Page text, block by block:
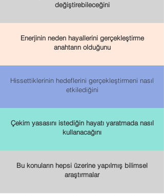
değiştirebileceğini
Enerjinin neden hayallerini gerçekleştirme
anahtarın olduğunu
Hissettiklerinin hedeflerini gerçekleştirmeni nasıl
etkilediğini
Çekim yasasını istediğin hayatı yaratmada nasıl
kullanacağını
Bu konuların hepsi üzerine yapılmış bilimsel
araştırmalar